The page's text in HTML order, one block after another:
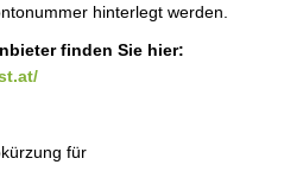
hinterlegt werden.
finden Sie hier:
für